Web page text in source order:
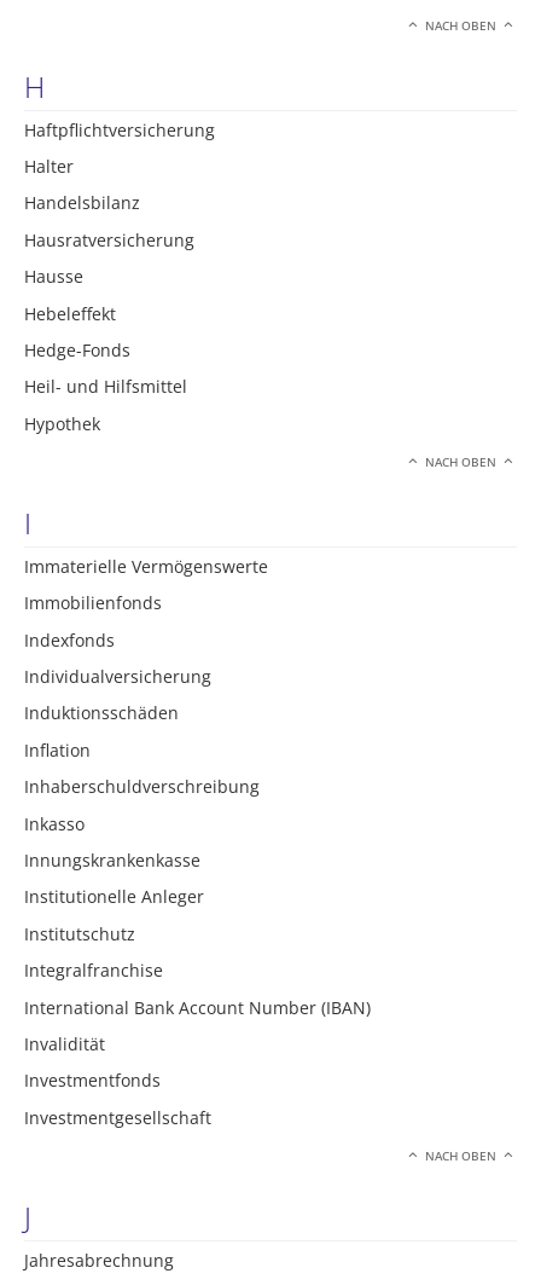
NACH OBEN
H
Haftpflichtversicherung
Halter
Handelsbilanz
Hausratversicherung
Hausse
Hebeleffekt
Hedge-Fonds
Heil- und Hilfsmittel
Hypothek
NACH OBEN
I
Immaterielle Vermögenswerte
Immobilienfonds
Indexfonds
Individualversicherung
Induktionsschäden
Inflation
Inhaberschuldverschreibung
Inkasso
Innungskrankenkasse
Institutionelle Anleger
Institutschutz
Integralfranchise
International Bank Account Number (IBAN)
Invalidität
Investmentfonds
Investmentgesellschaft
NACH OBEN
J
Jahresabrechnung